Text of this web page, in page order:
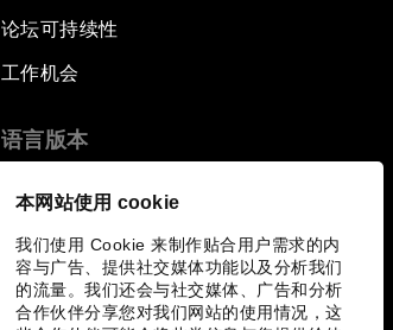
本网站使用 cookie
我们使用 Cookie 来制作贴合用户需求的内
容与广告、提供社交媒体功能以及分析我们
的流量。我们还会与社交媒体、广告和分析
合作伙伴分享您对我们网站的使用情况，这
论坛可持续性
工作机会
语言版本